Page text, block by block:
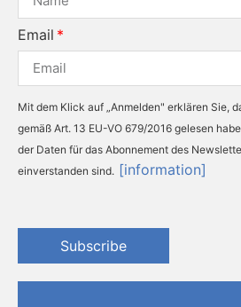
Email
Mit dem Klick auf „Anmelden" erklären Sie,
gemäß Art. 13 EU-VO 679/2016 gelesen
der Daten für das Abonnement des
einverstanden sind. [information]
Subscribe